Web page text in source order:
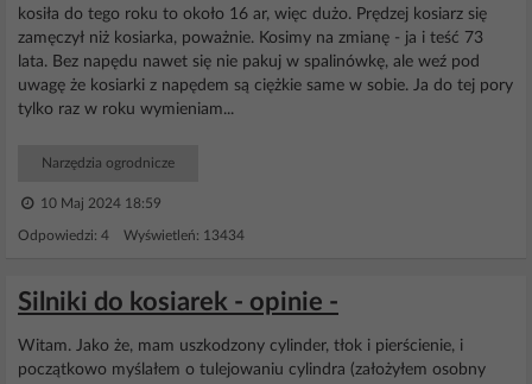
kosiła do tego roku to około 16 ar, więc dużo. Prędzej kosiarz się
zamęczył niż kosiarka, poważnie. Kosimy na zmianę - ja i teść 73
lata. Bez napędu nawet się nie pakuj w spalinówkę, ale weź pod
uwagę że kosiarki z napędem są ciężkie same w sobie. Ja do tej pory
tylko raz w roku wymieniam...
Narzędzia ogrodnicze
10 Maj 2024 18:59
Odpowiedzi: 4 Wyświetleń: 13434
Silniki do kosiarek - opinie -
Witam. Jako że, mam uszkodzony cylinder, tłok i pierścienie, i
początkowo myślałem o tulejowaniu cylindra (założyłem osobny